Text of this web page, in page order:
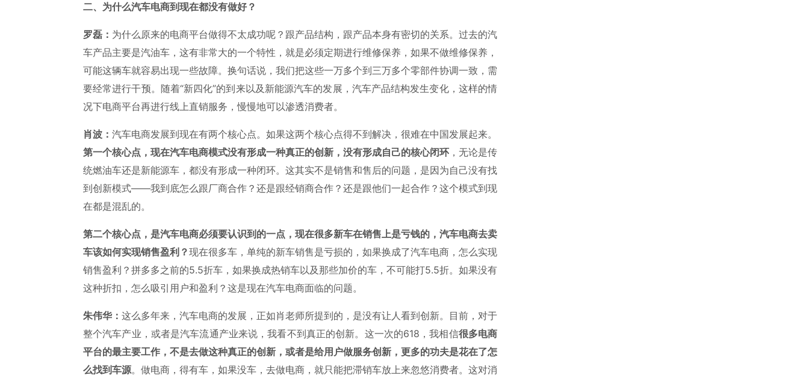
二、为什么汽车电商到现在都没有做好？
罗磊： 为什么原来的电商平台做得不太成功呢？跟产品结构，跟产品本身有密切的关系。过去的汽
车产品主要是汽油车，这有非常大的一个特性，就是必须定期进行维修保养，如果不做维修保养，
可能这辆车就容易出现一些故障。换句话说，我们把这些一万多个到三万多个零部件协调一致，需
要经常进行干预。随着“新四化”的到来以及新能源汽车的发展，汽车产品结构发生变化，这样的情
况下电商平台再进行线上直销服务，慢慢地可以渗透消费者。
肖波： 汽车电商发展到现在有两个核心点。如果这两个核心点得不到解决，很难在中国发展起来。
第一个核心点，现在汽车电商模式没有形成一种真正的创新，没有形成自己的核心闭环 ，无论是传
统燃油车还是新能源车，都没有形成一种闭环。这其实不是销售和售后的问题，是因为自己没有找
到创新模式——我到底怎么跟厂商合作？还是跟经销商合作？还是跟他们一起合作？这个模式到现
在都是混乱的。
第二个核心点，是汽车电商必须要认识到的一点，现在很多新车在销售上是亏钱的，汽车电商去卖
车该如何实现销售盈利？现在很多车，单纯的新车销售是亏损的，如果换成了汽车电商，怎么实现
销售盈利？拼多多之前的5.5折车，如果换成热销车以及那些加价的车，不可能打5.5折。如果没有
这种折扣，怎么吸引用户和盈利？这是现在汽车电商面临的问题。
朱伟华： 这么多年来，汽车电商的发展，正如肖老师所提到的，是没有让人看到创新。目前，对于
整个汽车产业，或者是汽车流通产业来说，我看不到真正的创新。这一次的618，我相信很多电商
平台的最主要工作，不是去做这种真正的创新，或者是给用户做服务创新，更多的功夫是花在了怎
么找到车源。做电商，得有车，如果没车，去做电商，就只能把滞销车放上来忽悠消费者。这对消